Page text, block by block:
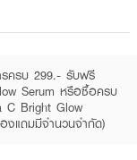
ครบ 299.- รับฟรี
Serum หรือซื้อครบ
C Bright Glow
งแถมมีจำนวนจำกัด)